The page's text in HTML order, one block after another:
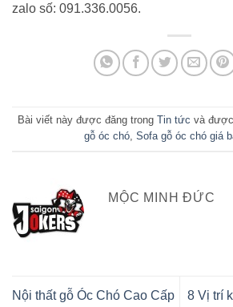
zalo số: 091.336.0056.
Bài viết này được đăng trong Tin tức và
gỗ óc chó Sofa gỗ óc chó giá
MỘC MINH ĐỨC
Nội thất gỗ Óc Chó Cao Cấp
8 Vị trí